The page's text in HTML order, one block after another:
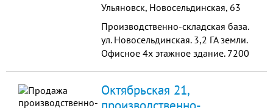
Ульяновск, Новосельдинская, 63
Производственно-складская база.
ул. Новосельдинская. 3,2 ГА земли.
Офисное 4х этажное здание. 7200
идет ж/д ветка. Возможно сделать
Октябрьская 21,